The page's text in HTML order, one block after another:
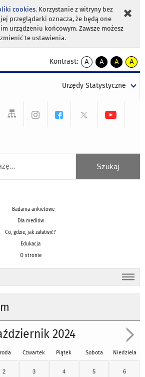
cookies. Korzystanie z witryny bez
przeglądarki oznacza, że będą one
urządzeniu końcowym. Zawsze możesz
zmienić te ustawienia.
Kontrast:
A
kontrast
A
kontrast
tekst
czarnym
A
kontrast
tekst
czarnym
A
tekst
żółtym
Urzędy Statystyczne
Badania ankietowe
Dla mediów
Co, gdzie, jak załatwić?
Edukacja
O stronie
2024
Czwartek Piątek Sobota Niedziela
2 3 4 5 6